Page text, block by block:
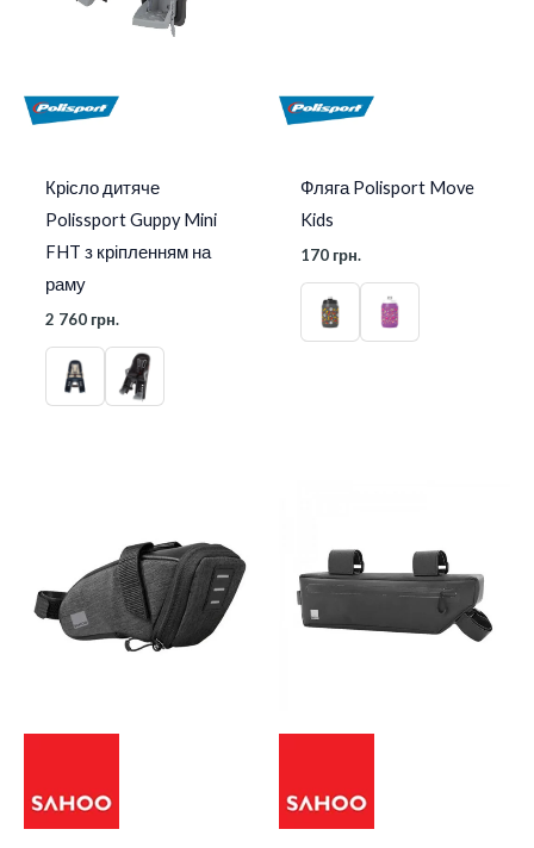
Крісло дитяче
Polissport Guppy Mini
FHT з кріпленням на
раму
2 760 грн.
Фляга Polisport Move
Kids
170 грн.